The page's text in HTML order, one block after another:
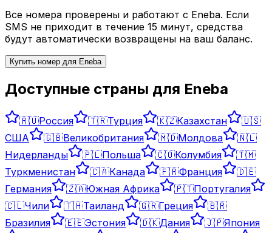
Все номера проверены и работают с Eneba. Если
SMS не приходит в течение 15 минут, средства
будут автоматически возвращены на ваш баланс.
Купить номер для Eneba
Доступные страны для Eneba
🇷🇺Россия 🇹🇷Турция 🇰🇿Казахстан
🇺🇸
США
🇬🇧Великобритания 🇲🇩Молдова
🇳🇱
Нидерланды
🇵🇱Польша 🇨🇴Колумбия
🇹🇲
Туркменистан
🇨🇦Канада 🇫🇷Франция
🇩🇪
Германия
🇿🇦Южная Африка 🇵🇹Португалия
🇨🇱Чили 🇹🇭Таиланд 🇬🇷Греция
🇧🇷
Бразилия
🇪🇪Эстония 🇩🇰Дания 🇯🇵Япония